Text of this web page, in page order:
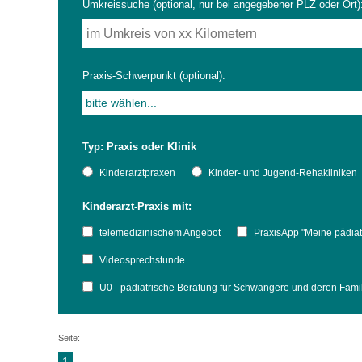
Impfsicherheit
Notdienste
Empfehlungen
Familienzeit
Umkreissuche (optional, nur bei angegebener PLZ oder Ort):
Praxis-Schwerpunkt (optional):
Typ: Praxis oder Klinik
Kinderarztpraxen Kinder- und Jugend-Rehakliniken
Kinderarzt-Praxis mit:
telemedizinischem Angebot PraxisApp "Meine
Videosprechstunde
U0 - pädiatrische Beratung für Schwangere und deren
Seite: